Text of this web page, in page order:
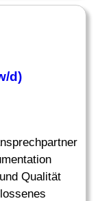
d)
Qualität